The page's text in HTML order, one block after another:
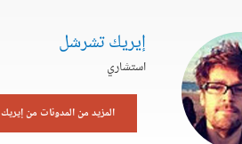
إيريك تشرشل
استشاري
المزيد من المدونات من إيريك